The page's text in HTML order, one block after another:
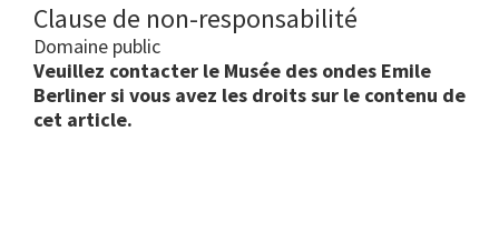
Clause de non-responsabilité
Domaine public
Veuillez contacter le Musée des ondes Emile
Berliner si vous avez les droits sur le contenu de
cet article.